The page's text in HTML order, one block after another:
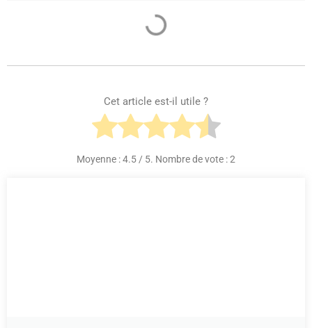
Cet article est-il utile ?
Moyenne :4.5 / 5. Nombre de vote :2